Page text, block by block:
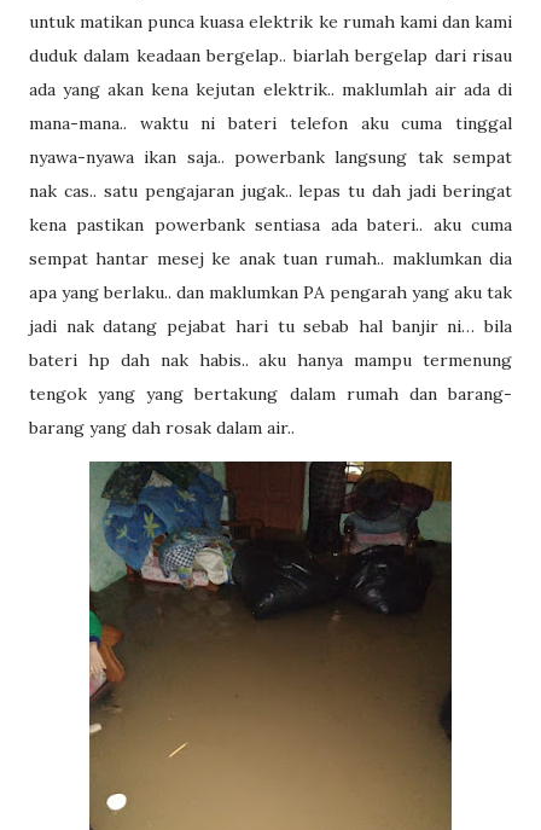
untuk matikan punca kuasa elektrik ke rumah kami dan kami
duduk dalam keadaan bergelap.. biarlah bergelap dari risau
ada yang akan kena kejutan elektrik.. maklumlah air ada di
mana-mana.. waktu ni bateri telefon aku cuma tinggal
nyawa-nyawa ikan saja.. powerbank langsung tak sempat
nak cas.. satu pengajaran jugak.. lepas tu dah jadi beringat
kena pastikan powerbank sentiasa ada bateri.. aku cuma
sempat hantar mesej ke anak tuan rumah.. maklumkan dia
apa yang berlaku.. dan maklumkan PA pengarah yang aku tak
jadi nak datang pejabat hari tu sebab hal banjir ni… bila
bateri hp dah nak habis.. aku hanya mampu termenung
tengok yang yang bertakung dalam rumah dan barang-
barang yang dah rosak dalam air..